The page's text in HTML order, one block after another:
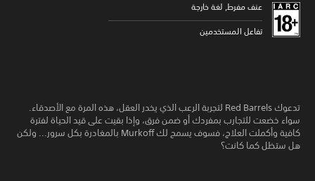
عنف مفرط, لغة خارجة
تفاعل المستخدمين
تدعوك Red Barrels لتجربة الرعب الذي يخدر العقل، هذه المرة مع الأصدقاء.
سواء خضعت للتجارب بمفردك أو ضمن فرق، وإذا بقيت على قيد الحياة لفترة
كافية وأكملت العلاج، فسوف يسمح لك Murkoff بالمغادرة بكل سرور... ولكن
هل ستظل كما كانت؟